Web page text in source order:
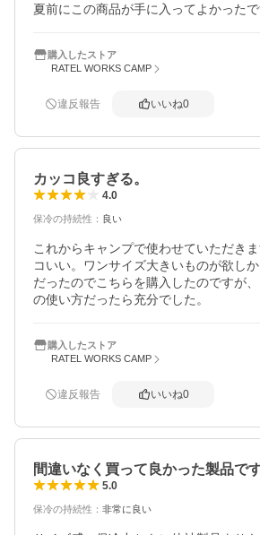
夏前にこの商品が手に入ってよかったで
購入したストア
RATEL WORKS CAMP
違反報告 いいね0
カッコ良すぎる。
4.0
保冷の持続性 ： 良い
これからキャンプで使わせていただき
コいい。ワンサイズ大きいものが欲し
だったのでこちらを購入したのですが
の使い方だったら充分でした。
購入したストア
RATEL WORKS CAMP
違反報告 いいね0
間違いなく買って良かった製品です
5.0
保冷の持続性 ： 非常に良い